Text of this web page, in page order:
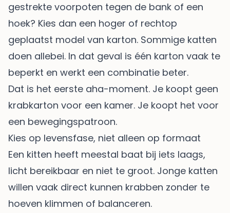
gestrekte voorpoten tegen de bank of een
hoek? Kies dan een hoger of rechtop
geplaatst model van karton. Sommige katten
doen allebei. In dat geval is één karton vaak te
beperkt en werkt een combinatie beter.
Dat is het eerste aha-moment. Je koopt geen
krabkarton voor een kamer. Je koopt het voor
een bewegingspatroon.
Kies op levensfase, niet alleen op formaat
Een kitten heeft meestal baat bij iets laags,
licht bereikbaar en niet te groot. Jonge katten
willen vaak direct kunnen krabben zonder te
hoeven klimmen of balanceren.